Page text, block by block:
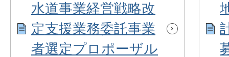
水道事業経営戦略改
定支援業務委託事業
者選定プロポーザル